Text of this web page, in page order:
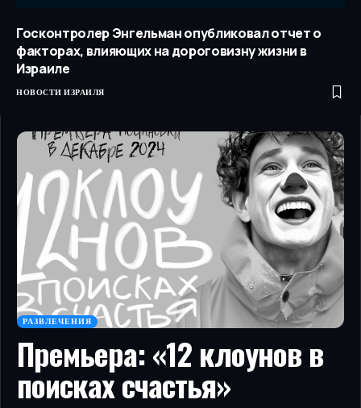
Госконтролер Энгельман опубликовал отчет о
факторах, влияющих на дороговизну жизни в
Израиле
НОВОСТИ ИЗРАИЛЯ
РАЗВЛЕЧЕНИЯ
Премьера: «12 клоунов в
поисках счастья»